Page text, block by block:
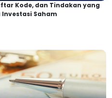
Kode, dan Tindakan yang
Saham